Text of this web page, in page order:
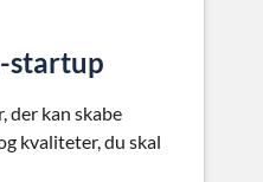
startup
der kan skabe
kvaliteter, du skal